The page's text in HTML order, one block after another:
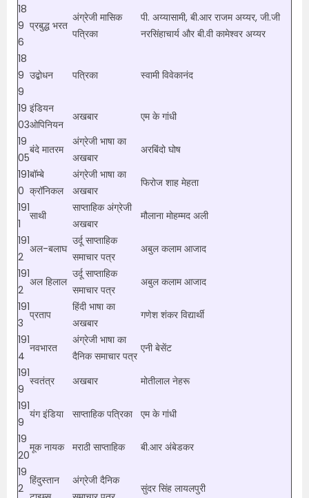
18
9
6
प्रबुद्ध भरत
अंग्रेजी मासिक
पत्रिका
पी. अय्यासामी, बी.आर राजम अय्यर, जी.जी
नरसिंहाचार्य और बी.वी कामेश्वर अय्यर
18
9
9
उद्बोधन पत्रिका स्वामी विवेकानंद
19
03
इंडियन
ओपिनियन
अखबार
एम के गांधी
19
05
बंदे मातरम
अंग्रेजी भाषा का
अखबार
अरबिंदो घोष
191
0
बॉम्बे
क्रॉनिकल
अंग्रेजी भाषा का
अखबार
फिरोज शाह मेहता
191
1
साथी
साप्ताहिक अंग्रेजी
अखबार
मौलाना मोहम्मद अली
191
2
अल-बलाघ
उर्दू साप्ताहिक
समाचार पत्र
अबुल कलाम आजाद
191
2
अल हिलाल
उर्दू साप्ताहिक
समाचार पत्र
अबुल कलाम आजाद
191
3
प्रताप
हिंदी भाषा का
अखबार
गणेश शंकर विद्यार्थी
191
4
नवभारत
अंग्रेजी भाषा का
दैनिक समाचार पत्र
एनी बेसेंट
191
9
स्वतंत्र अखबार
मोतीलाल नेहरू
191
9
यंग इंडिया साप्ताहिक पत्रिका एम के गांधी
19
20
मूक नायक मराठी साप्ताहिक
बी.आर अंबेडकर
19
2
हिंदुस्तान
अंग्रेजी दैनिक
सुंदर सिंह लायलपुरी